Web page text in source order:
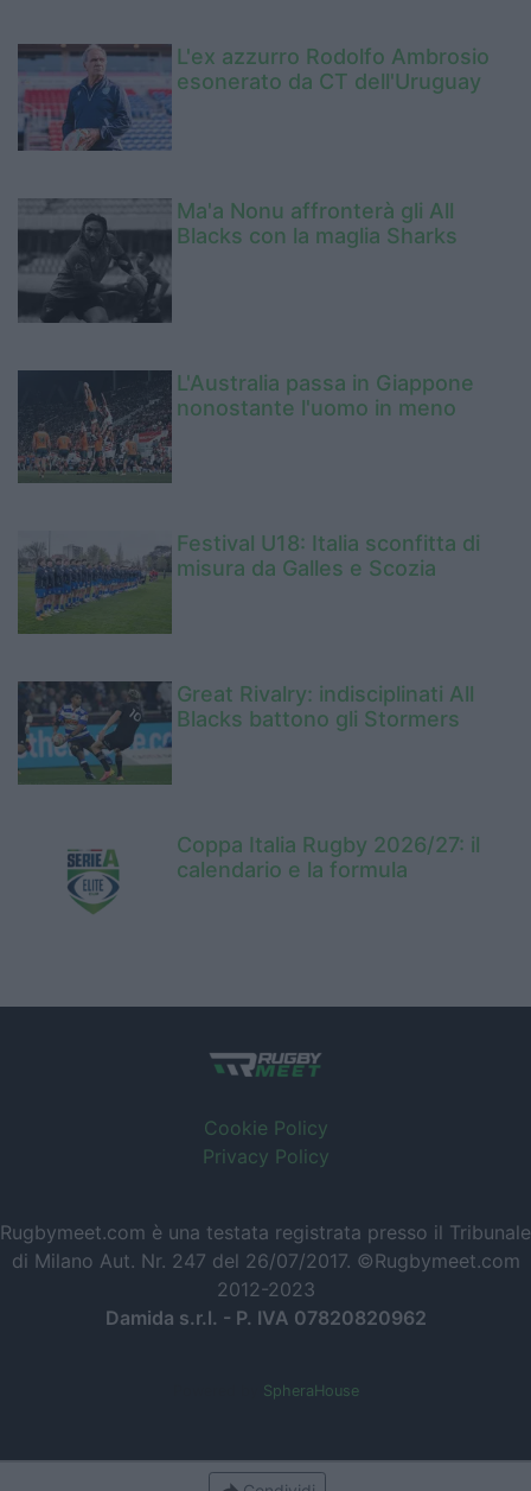
L'ex azzurro Rodolfo Ambrosio
esonerato da CT dell'Uruguay
Ma'a Nonu affronterà gli All
Blacks con la maglia Sharks
L'Australia passa in Giappone
nonostante l'uomo in meno
Festival U18: Italia sconfitta di
misura da Galles e Scozia
Great Rivalry: indisciplinati All
Blacks battono gli Stormers
Coppa Italia Rugby 2026/27: il
calendario e la formula
Cookie Policy
Privacy Policy
Rugbymeet.com è una testata registrata presso il Tribunale
di Milano Aut. Nr. 247 del 26/07/2017. ©Rugbymeet.com
2012-2023
Damida s.r.l. - P. IVA 07820820962
SpheraHouse